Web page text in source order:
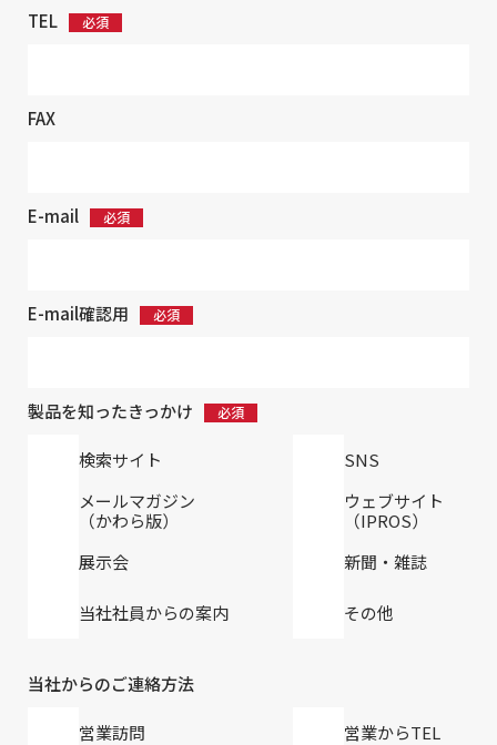
TEL
FAX
E-mail
E-mail確認用
製品を知ったきっかけ
検索サイト
SNS
メールマガジン
（かわら版）
ウェブサイト
（IPROS）
展示会
新聞・雑誌
当社社員からの案内 その他
当社からのご連絡方法
営業訪問 営業からTEL